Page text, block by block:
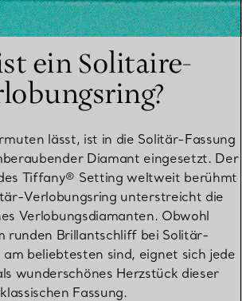
ein Solitaire-
lässt, ist in die Solitär-Fassung
Diamant eingesetzt. Der
Tiffany® Setting weltweit berühmt
Verlobungsring unterstreicht die
Verlobungsdiamanten. Obwohl
runden Brillantschliff bei Solitär-
beliebtesten sind, eignet sich jede
wunderschönes Herzstück dieser
klassischen Fassung.